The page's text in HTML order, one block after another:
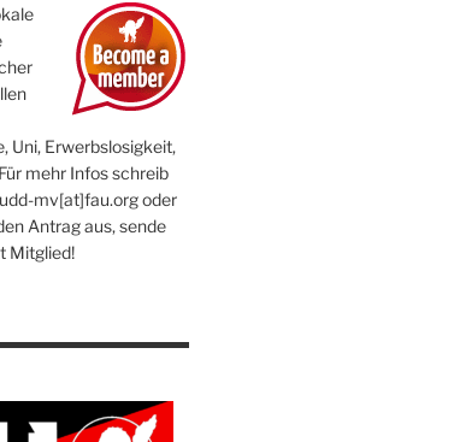
Uni, Erwerbslosigkeit,
mehr Infos schreib
mv[at]fau.org oder
Antrag aus, sende
Mitglied!